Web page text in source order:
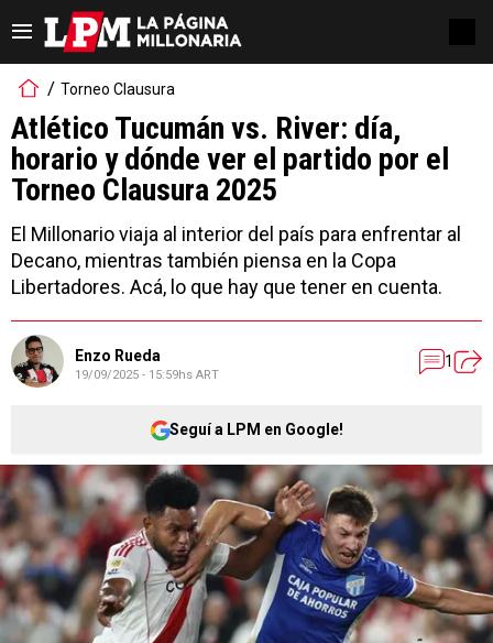
Torneo Clausura
Atlético Tucumán vs. River: día,
horario y dónde ver el partido por el
Torneo Clausura 2025
El Millonario viaja al interior del país para enfrentar al
Decano, mientras también piensa en la Copa
Libertadores. Acá, lo que hay que tener en cuenta.
Enzo Rueda
19/09/2025 - 15:59hs ART
1
Seguí a LPM en Google!